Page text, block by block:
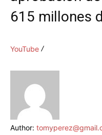
615 millones
YouTube
Author: